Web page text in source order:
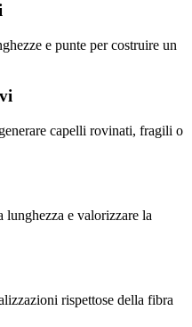
e punte per costruire un
capelli rovinati, fragili o
lunghezza e valorizzare la
rispettose della fibra